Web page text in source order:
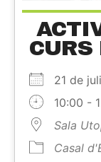
CURS
21 de
10:00 -
Sala
Casal